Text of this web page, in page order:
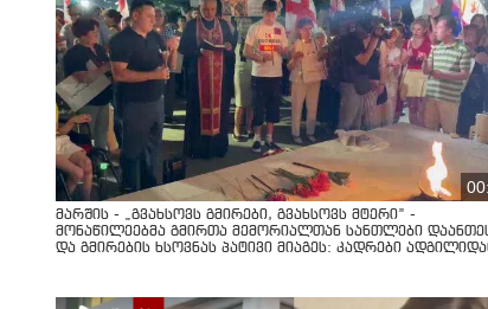
მარშის - „გვახსოვს გმირები, გვახსოვს მტერი” -
მონაწილეებმა გმირთა მემორიალთან სანთლები
და გმირების ხსოვნას პატივი მიაგეს: კადრები